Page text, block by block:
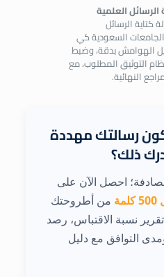
الرسائل العلمية
كتاية الرسائل
لعام 2026 في الجامعات السعودية كي
الهوامش بدقة، وضبط
التوثيق المطلوب، مع
النهائية.
رسالتك مهددة
ذلك؟
احصل الآن على
من أطروحتك
نسبة الاقتباس، رصد
التوافق مع دليل